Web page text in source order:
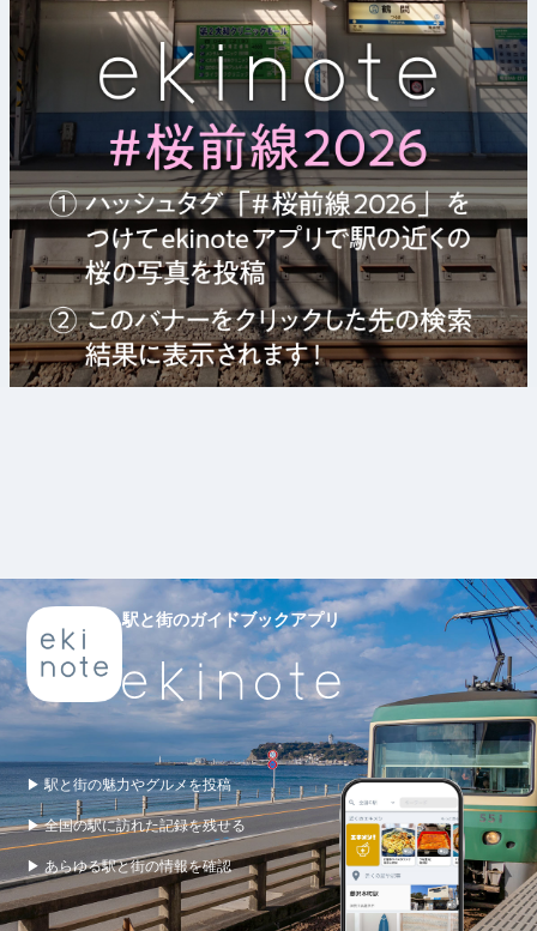
駅と街のガイドブックアプリ
▶ 駅と街の魅力やグルメを投稿
▶ 全国の駅に訪れた記録を残せる
▶ あらゆる駅と街の情報を確認